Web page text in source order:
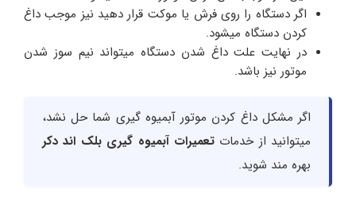
اگر دستگاه را روی فرش یا موکت قرار دهید نیز موجب داغ
کردن دستگاه میشود.
در نهایت علت داغ شدن دستگاه میتواند نیم سوز شدن
موتور نیز باشد.
اگر مشکل داغ کردن موتور آبمیوه گیری شما حل نشد،
میتوانید از خدماتتعمیرات آبمیوه گیری بلک اند دکر
بهره مند شوید.